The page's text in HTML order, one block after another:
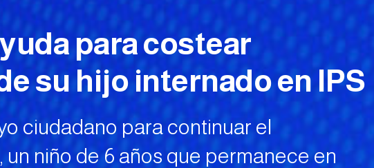
para costear
su hijo internado en IPS
ciudadano para continuar el
niño de 6 años que permanece en